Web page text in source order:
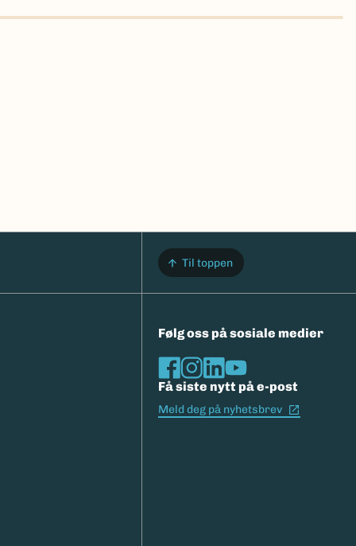
Til toppen
Følg oss på sosiale medier
Få siste nytt på e-post
Meld deg på nyhetsbrev